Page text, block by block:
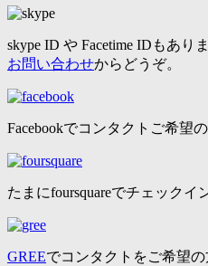
skype ID や Facetime IDもあり
お問い合わせからどうぞ。
Facebookでコンタクトご希望
たまにfoursquareでチェックイ
GREEでコンタクトをご希望の